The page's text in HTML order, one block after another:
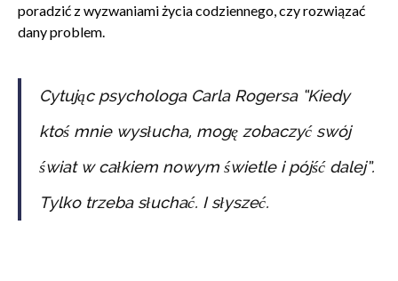
poradzić z wyzwaniami życia codziennego, czy rozwiązać
dany problem.
Cytując psychologa Carla Rogersa “Kiedy
ktoś mnie wysłucha, mogę zobaczyć swój
świat w całkiem nowym świetle i pójść dalej”.
Tylko trzeba słuchać. I słyszeć.